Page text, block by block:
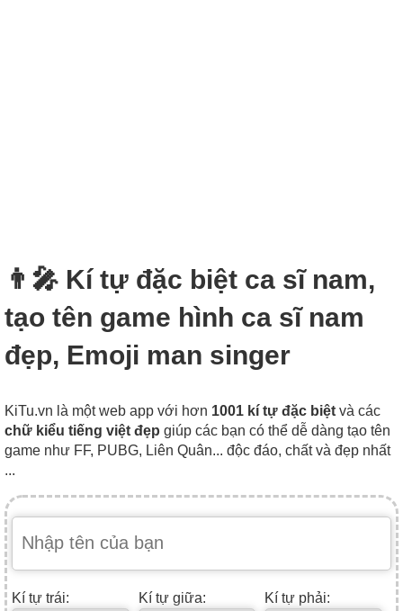
👨‍🎤 Kí tự đặc biệt ca sĩ nam,
tạo tên game hình ca sĩ nam
đẹp, Emoji man singer
KiTu.vn là một web app với hơn 1001 kí tự đặc biệt và các
chữ kiểu tiếng việt đẹp giúp các bạn có thể dễ dàng tạo tên
game như FF, PUBG, Liên Quân... độc đáo, chất và đẹp nhất
...
Kí tự trái: Kí tự giữa: Kí tự phải: